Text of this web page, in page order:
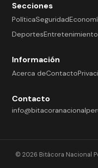
Secciones
PolíticaSeguridad
DeportesEntretenimiento
Información
Acerca deContacto
Contacto
© 2026 Bitácora Nacional